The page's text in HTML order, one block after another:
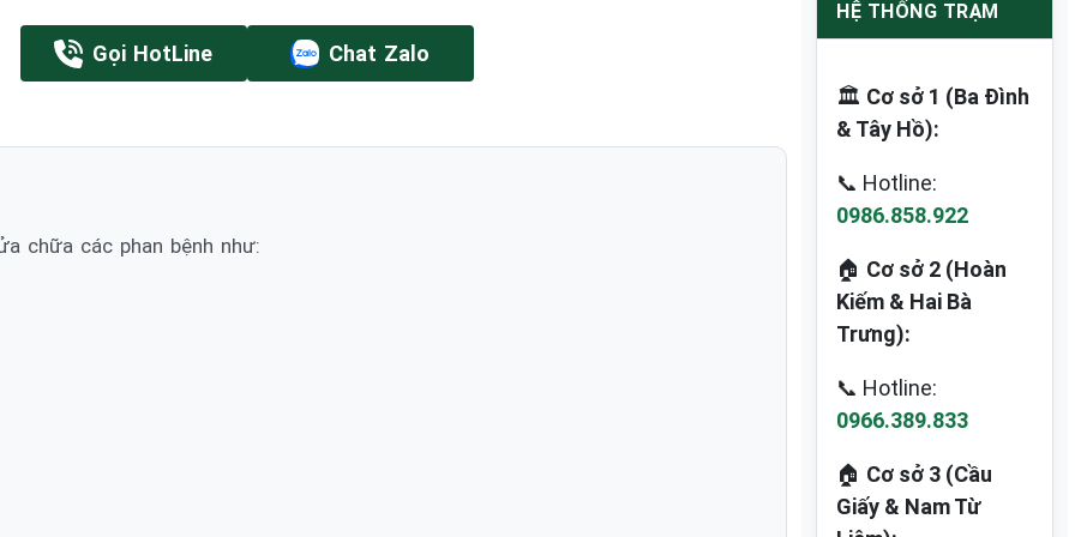
Gọi HotLine Chat Zalo
chữa các phan bệnh như:
HỆ THỐNG TRẠM
🏛️ Cơ sở 1 (Ba Đình
& Tây Hồ):
📞 Hotline:
0986.858.922
🏠 Cơ sở 2 (Hoàn
Kiếm & Hai Bà
Trưng):
📞 Hotline:
0966.389.833
🏠 Cơ sở 3 (Cầu
Giấy & Nam Từ